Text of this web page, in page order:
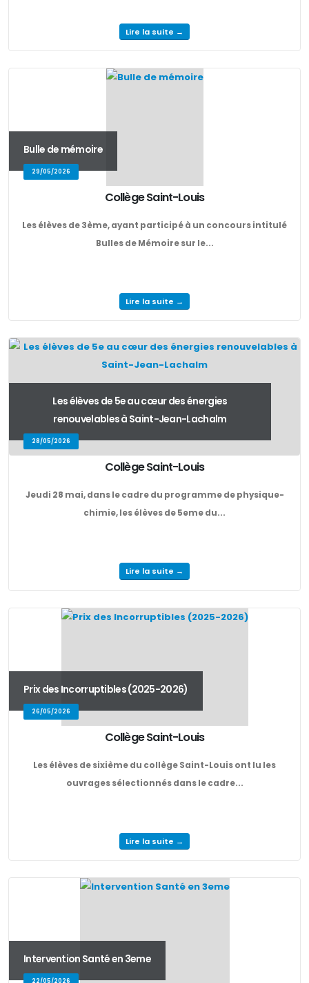
Lire la suite →
Bulle de mémoire
29/05/2026
Collège Saint-Louis
Les élèves de 3ème, ayant participé à un concours intitulé
Bulles de Mémoire sur le...
Lire la suite →
Les élèves de 5e au cœur des énergies
renouvelables à Saint-Jean-Lachalm
28/05/2026
Collège Saint-Louis
Jeudi 28 mai, dans le cadre du programme de physique-
chimie, les élèves de 5eme du...
Lire la suite →
Prix des Incorruptibles (2025-2026)
26/05/2026
Collège Saint-Louis
Les élèves de sixième du collège Saint-Louis ont lu les
ouvrages sélectionnés dans le cadre...
Lire la suite →
Intervention Santé en 3eme
22/05/2026